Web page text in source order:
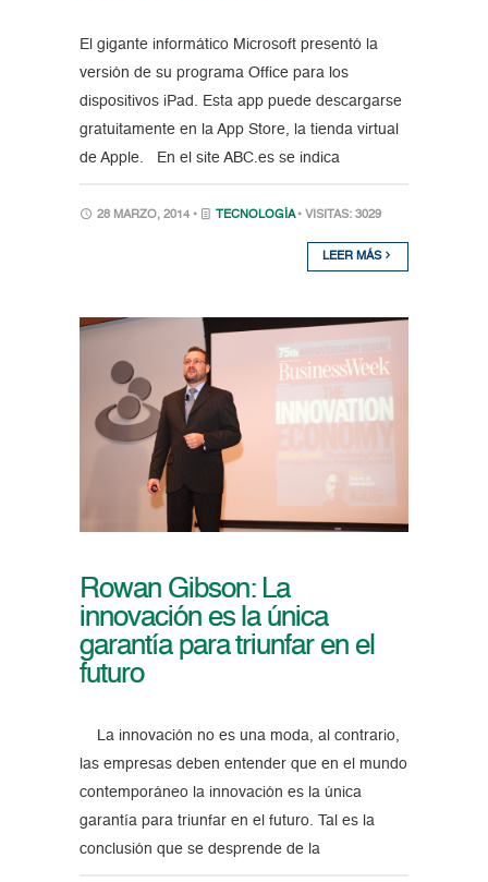
El gigante informático Microsoft presentó la
versión de su programa Office para los
dispositivos iPad. Esta app puede descargarse
gratuitamente en la App Store, la tienda virtual
de Apple. En el site ABC.es se indica
28 MARZO, 2014 • TECNOLOGÍA • VISITAS: 3029
LEER MÁS
Rowan Gibson: La
innovación es la única
garantía para triunfar en el
futuro
La innovación no es una moda, al contrario,
las empresas deben entender que en el mundo
contemporáneo la innovación es la única
garantía para triunfar en el futuro. Tal es la
conclusión que se desprende de la